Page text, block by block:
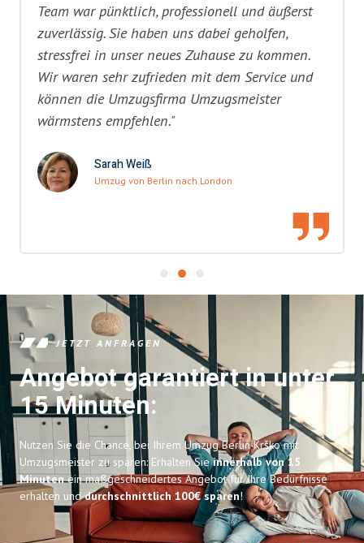
Team war pünktlich, professionell und äußerst
zuverlässig. Sie haben uns dabei geholfen,
stressfrei in unser neues Zuhause zu kommen.
Wir waren sehr zufrieden mit dem Service und
können die Umzugsfirma Umzugsmeister
wärmstens empfehlen."
Sarah Weiß
Umzug von Berlin nach London
JETZT ANFRAGEN
Angebot garantiert in unter
15 Minuten:
Nutzen Sie die Chance, bei Ihrem Umzug Berlin Krško mit
Umzugsmeister zu sparen: Erhalten Sieinnerhalb von 15
Minutenein maßgeschneidertes Angebot für Ihre Bedürfnisse
erhalten unddurchschnittlich 100€ sparen!